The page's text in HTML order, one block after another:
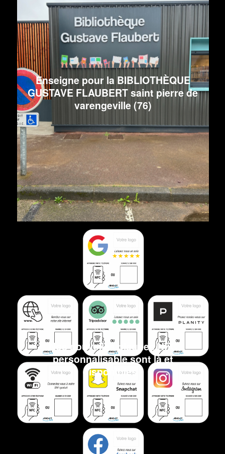
Enseigne pour la BIBLIOTHÈQUE
GUSTAVE FLAUBERT saint pierre de
varengeville (76)
Nos nouvelles plaques NFC
personnalisable sont là et
disponibles !